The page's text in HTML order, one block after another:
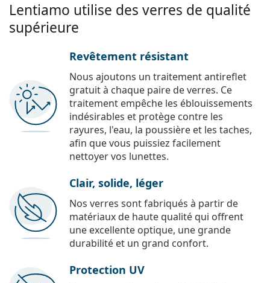
Lentiamo utilise des verres de qualité
supérieure
Revêtement résistant
Nous ajoutons un traitement antireflet
gratuit à chaque paire de verres. Ce
traitement empêche les éblouissements
indésirables et protège contre les
rayures, l'eau, la poussière et les taches,
afin que vous puissiez facilement
nettoyer vos lunettes.
Clair, solide, léger
Nos verres sont fabriqués à partir de
matériaux de haute qualité qui offrent
une excellente optique, une grande
durabilité et un grand confort.
Protection UV